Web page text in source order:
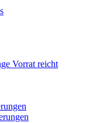
Vorrat reicht